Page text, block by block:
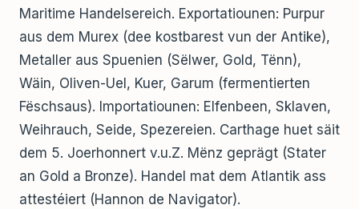
Maritime Handelsereich. Exportatiounen: Purpur
aus dem Murex (dee kostbarest vun der Antike),
Metaller aus Spuenien (Sëlwer, Gold, Tënn),
Wäin, Oliven-Uel, Kuer, Garum (fermentierten
Fëschsaus). Importatiounen: Elfenbeen, Sklaven,
Weihrauch, Seide, Spezereien. Carthage huet säit
dem 5. Joerhonnert v.u.Z. Mënz geprägt (Stater
an Gold a Bronze). Handel mat dem Atlantik ass
attestéiert (Hannon de Navigator).